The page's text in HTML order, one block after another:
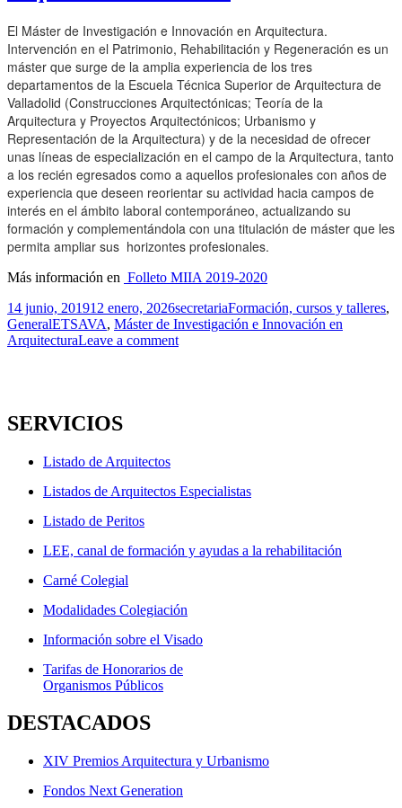
El Máster de Investigación e Innovación en Arquitectura.
Intervención en el Patrimonio, Rehabilitación y Regeneración es un
máster que surge de la amplia experiencia de los tres
departamentos de la Escuela Técnica Superior de Arquitectura de
Valladolid (Construcciones Arquitectónicas; Teoría de la
Arquitectura y Proyectos Arquitectónicos; Urbanismo y
Representación de la Arquitectura) y de la necesidad de ofrecer
unas líneas de especialización en el campo de la Arquitectura, tanto
a los recién egresados como a aquellos profesionales con años de
experiencia que deseen reorientar su actividad hacia campos de
interés en el ámbito laboral contemporáneo, actualizando su
formación y complementándola con una titulación de máster que les
permita ampliar sus horizontes profesionales.
Más información en Folleto MIIA 2019-2020
Publicado
el
14 junio, 201912 enero, 2026Autor
secretariaCategorías
Formación, cursos y talleres,
GeneralEtiquetas
ETSAVA, Máster de Investigación e Innovación en
ArquitecturaLeave a comment
SERVICIOS
Listado de Arquitectos
Listados de Arquitectos Especialistas
Listado de Peritos
LEE, canal de formación y ayudas a la rehabilitación
Carné Colegial
Modalidades Colegiación
Información sobre el Visado
Tarifas de Honorarios de
Organismos Públicos
DESTACADOS
XIV Premios Arquitectura y Urbanismo
Fondos Next Generation